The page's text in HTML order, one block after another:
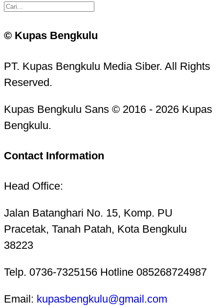
© Kupas Bengkulu
PT. Kupas Bengkulu Media Siber. All Rights
Reserved.
Kupas Bengkulu Sans © 2016 - 2026 Kupas
Bengkulu.
Contact Information
Head Office:
Jalan Batanghari No. 15, Komp. PU
Pracetak, Tanah Patah, Kota Bengkulu
38223
Telp. 0736-7325156 Hotline 085268724987
Email: kupasbengkulu@gmail.com